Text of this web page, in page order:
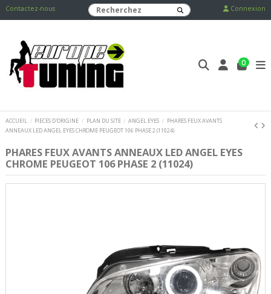
Contactez-nous Connexion
0
ACCUEIL PIECES D'ORIGINE PLAN DU SITE ANGEL EYES
PHARES FEUX AVANTS
ANNEAUX LED ANGEL EYES CHROME PEUGEOT 106 PHASE 2 (11024)
PHARES FEUX AVANTS ANNEAUX LED ANGEL EYES
CHROME PEUGEOT 106 PHASE 2 (11024)